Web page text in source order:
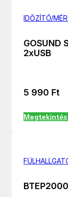
IDŐZÍTÓ/
GOSUND
2xUSB
5 990 Ft
Megtekintés